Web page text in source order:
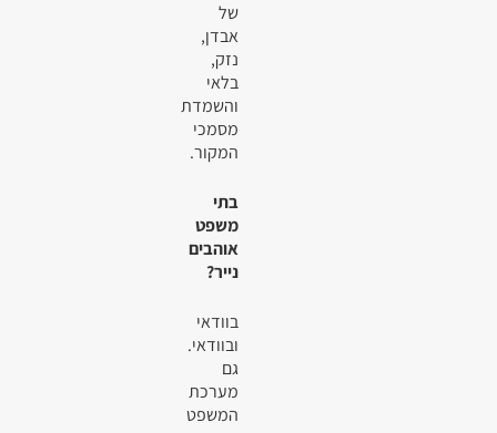
של
אבדן,
נזק,
בלאי
והשמדת
מסמכי
המקור.
בתי
משפט
אוהבים
נייר?
בוודאי
ובוודאי.
גם
מערכת
המשפט